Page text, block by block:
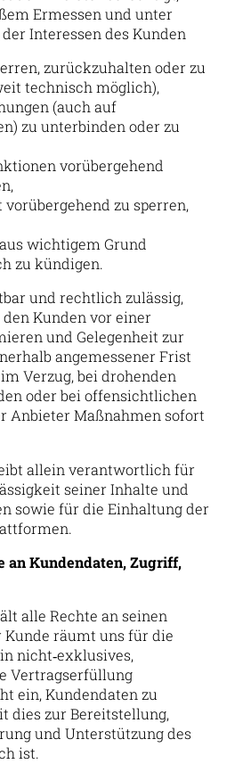
Ermessen und unter
Interessen des Kunden
zurückzuhalten oder zu
technisch möglich),
(auch auf
zu unterbinden oder zu
vorübergehend
zu sperren,
wichtigem Grund
zu kündigen.
und rechtlich zulässig,
Kunden vor einer
und Gelegenheit zur
angemessener Frist
Verzug, bei drohenden
oder bei offensichtlichen
Anbieter Maßnahmen sofort
allein verantwortlich für
seiner Inhalte und
sowie für die Einhaltung der
an Kundendaten, Zugriff,
alle Rechte an seinen
Kunde räumt uns für die
nicht‑exklusives,
Vertragserfüllung
ein, Kundendaten zu
dies zur Bereitstellung,
und Unterstützung des
ist.